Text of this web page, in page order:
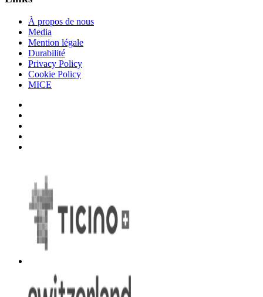
À propos de nous
Media
Mention légale
Durabilité
Privacy Policy
Cookie Policy
MICE